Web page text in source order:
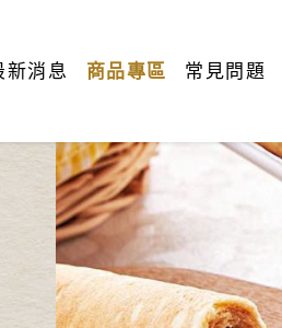
新消息 商品專區 常見問題